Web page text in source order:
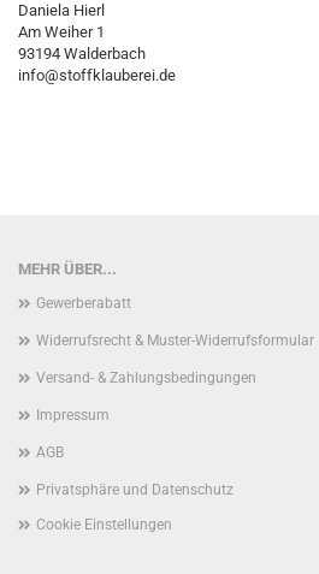
Daniela Hierl
Am Weiher 1
93194 Walderbach
info@stoffklauberei.de
MEHR ÜBER...
Gewerberabatt
Widerrufsrecht & Muster-Widerrufsformular
Versand- & Zahlungsbedingungen
Impressum
AGB
Privatsphäre und Datenschutz
Cookie Einstellungen